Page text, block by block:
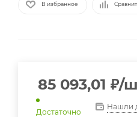
В избранное
85 093,01 ₽/
Достаточно
Нашли